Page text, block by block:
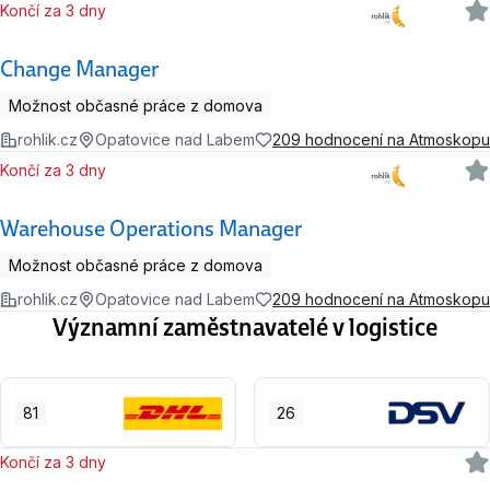
Change Manager
Končí za 3 dny
Možnost občasné práce z domova
rohlik.cz
Opatovice nad Labem 209 hodnocení na Atmoskopu
Warehouse Operations Manager
Končí za 3 dny
Možnost občasné práce z domova
rohlik.cz
Opatovice nad Labem 209 hodnocení na Atmoskopu
Významní zaměstnavatelé v logistice
81 26
Končí za 3 dny